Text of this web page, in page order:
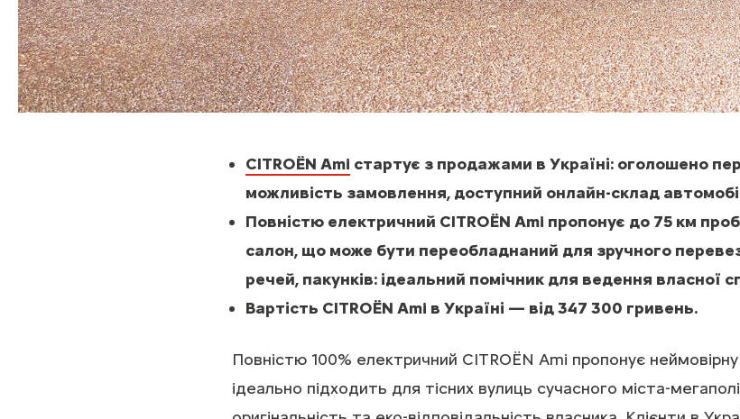
CITROЁN Ami стартує з продажами в Україні: оголошено
можливість замовлення, доступний онлайн-склад
Повністю електричний CITROЁN Ami пропонує до 75 км
салон, що може бути переобладнаний для зручного
речей, пакунків: ідеальний помічник для ведення власної
Вартість CITROЁN Ami в Україні — від 347 300 гривень.
Повністю 100% електричний CITROЁN Ami пропонує
ідеально підходить для тісних вулиць сучасного міста-